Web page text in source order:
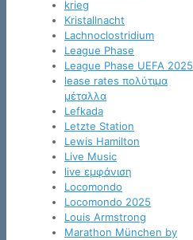
krieg
Kristallnacht
Lachnoclostridium
League Phase
League Phase UEFA 2025
lease rates πολύτιμα
μέταλλα
Lefkada
Letzte Station
Lewis Hamilton
Live Music
live εμφάνιση
Locomondo
Locomondo 2025
Louis Armstrong
Marathon München by